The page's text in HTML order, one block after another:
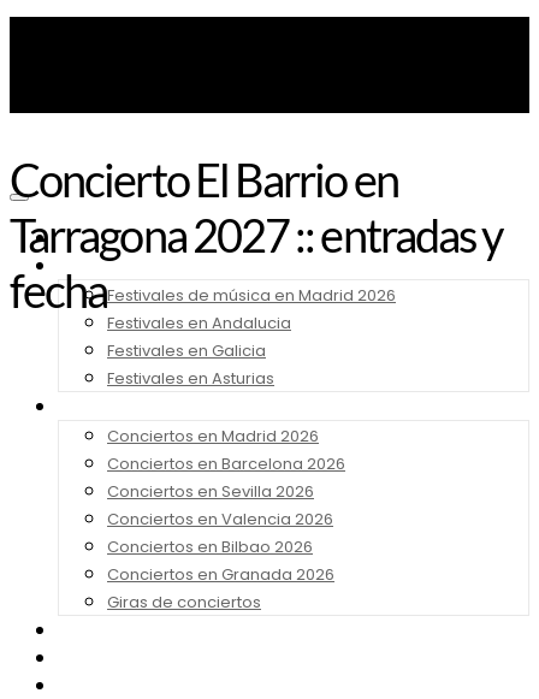
Noticias
Festivales 2026
Festivales de música en Madrid 2026
Festivales en Andalucia
Festivales en Galicia
Festivales en Asturias
Conciertos en Madrid 2026
Conciertos en Barcelona 2026
Conciertos en Sevilla 2026
Conciertos en Valencia 2026
Conciertos en Bilbao 2026
Conciertos en Granada 2026
Giras de conciertos
Concierto El Barrio en
Tarragona 2027 :: entradas y
fecha